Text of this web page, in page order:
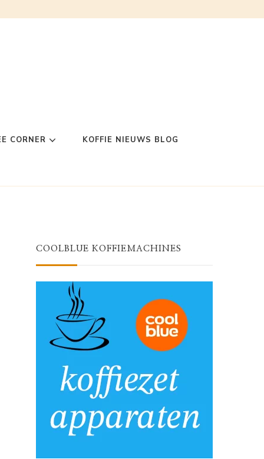
CORNER KOFFIE NIEUWS BLOG
COOLBLUE KOFFIEMACHINES